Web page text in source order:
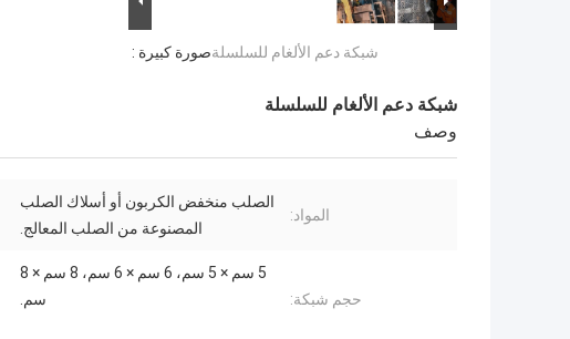
صورة كبيرة :شبكة دعم الألغام للسلسلة
شبكة دعم الألغام للسلسلة
وصف
المواد:
الصلب منخفض الكربون أو أسلاك الصلب
المصنوعة من الصلب المعالج.
حجم شبكة:
5 سم × 5 سم، 6 سم × 6 سم، 8 سم × 8
سم.